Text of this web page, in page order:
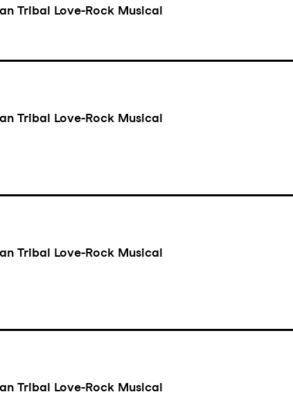
Tribal Love-Rock Musical
Tribal Love-Rock Musical
Tribal Love-Rock Musical
Tribal Love-Rock Musical